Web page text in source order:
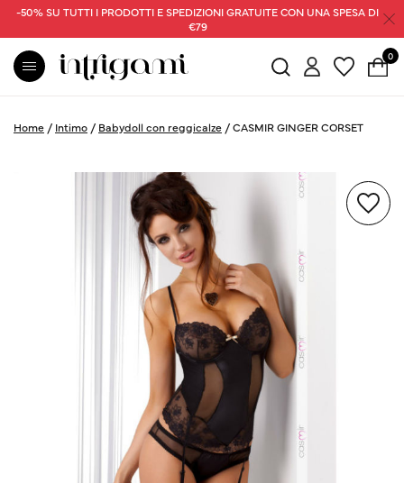
-50% SU TUTTI I PRODOTTI E SPEDIZIONI GRATUITE CON UNA SPESA DI
€79
0
Home / Intimo / Babydoll con reggicalze /CASMIR GINGER CORSET